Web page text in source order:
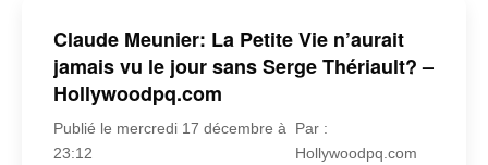
Claude Meunier: La Petite Vie n’aurait
jamais vu le jour sans Serge Thériault? –
Hollywoodpq.com
Publié le mercredi 17 décembre à
23:12
Par :
Hollywoodpq.com